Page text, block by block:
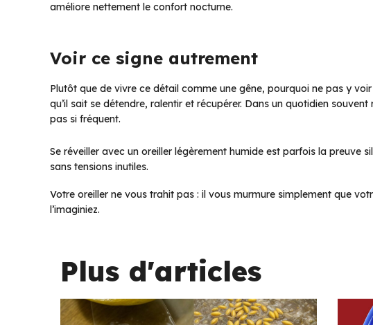
améliore nettement le confort nocturne.
Voir ce signe autrement
Plutôt que de vivre ce détail comme une gêne, pourquoi ne pas y
qu’il sait se détendre, ralentir et récupérer. Dans un quotidien
pas si fréquent.
Se réveiller avec un oreiller légèrement humide est parfois la preuve
sans tensions inutiles.
Votre oreiller ne vous trahit pas : il vous murmure simplement que
l’imaginiez.
Plus d'articles